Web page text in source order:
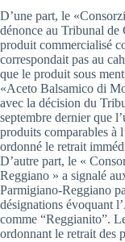
D’une part, le
dénonce au Tribunal de
produit commercialisé
correspondait pas au
que le produit sous
«Aceto Balsamico di
avec la décision du
septembre dernier que
produits comparables à
ordonné le retrait
D’autre part, le «
Reggiano » a signalé
Parmigiano-Reggiano
désignations évoquant
comme “Reggianito”.
ordonnant le retrait des